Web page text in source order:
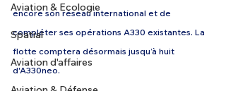
Aviation & Ecologie
Spatial
Aviation d'affaires
encore son réseau international et de
compléter ses opérations A330 existantes. La
flotte comptera désormais jusqu’à huit
d'A330neo.